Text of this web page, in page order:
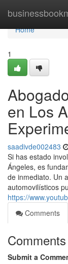
Home
Home
1
en Los
saadivde002483
Si has estado
Ángeles, es
de inmediato. Un
automovilísticos
https://
Comments
Comments
Submit a